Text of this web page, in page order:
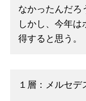
なかったんだろ
しかし、今年
得すると思う。
１層：メルセ